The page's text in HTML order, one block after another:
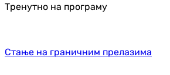
Тренутно на програму
Стање на граничним прелазима